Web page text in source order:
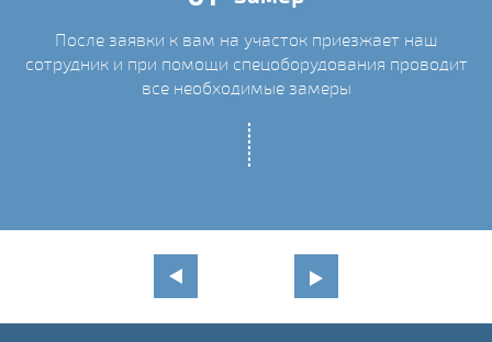
После заявки к вам на участок приезжает наш
сотрудник и при помощи спецоборудования проводит
все необходимые замеры